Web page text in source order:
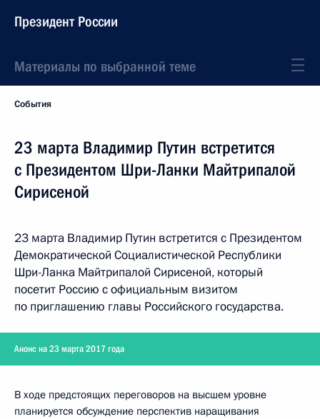
Президент России
Материалы по выбранной теме
События
23 марта Владимир Путин встретится
с Президентом Шри-Ланки Майтрипалой
Сирисеной
23 марта Владимир Путин встретится с Президентом
Демократической Социалистической Республики
Шри-Ланка Майтрипалой Сирисеной, который
посетит Россию с официальным визитом
по приглашению главы Российского государства.
Анонс на 23 марта 2017 года
В ходе предстоящих переговоров на высшем уровне
планируется обсуждение перспектив наращивания